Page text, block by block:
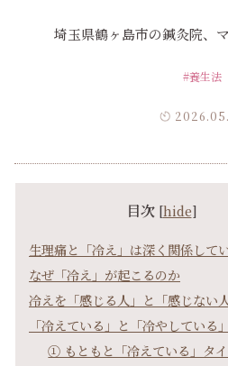
埼玉県鶴ヶ島市の鍼灸院、
#養生法
目次 [hide]
生理痛と「冷え」は深く関係して
なぜ「冷え」が起こるのか
冷えを「感じる人」と「感じない人
「冷えている」と「冷やしている
① もともと「冷えている」タ